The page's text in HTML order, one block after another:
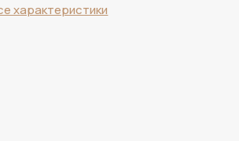
характеристики